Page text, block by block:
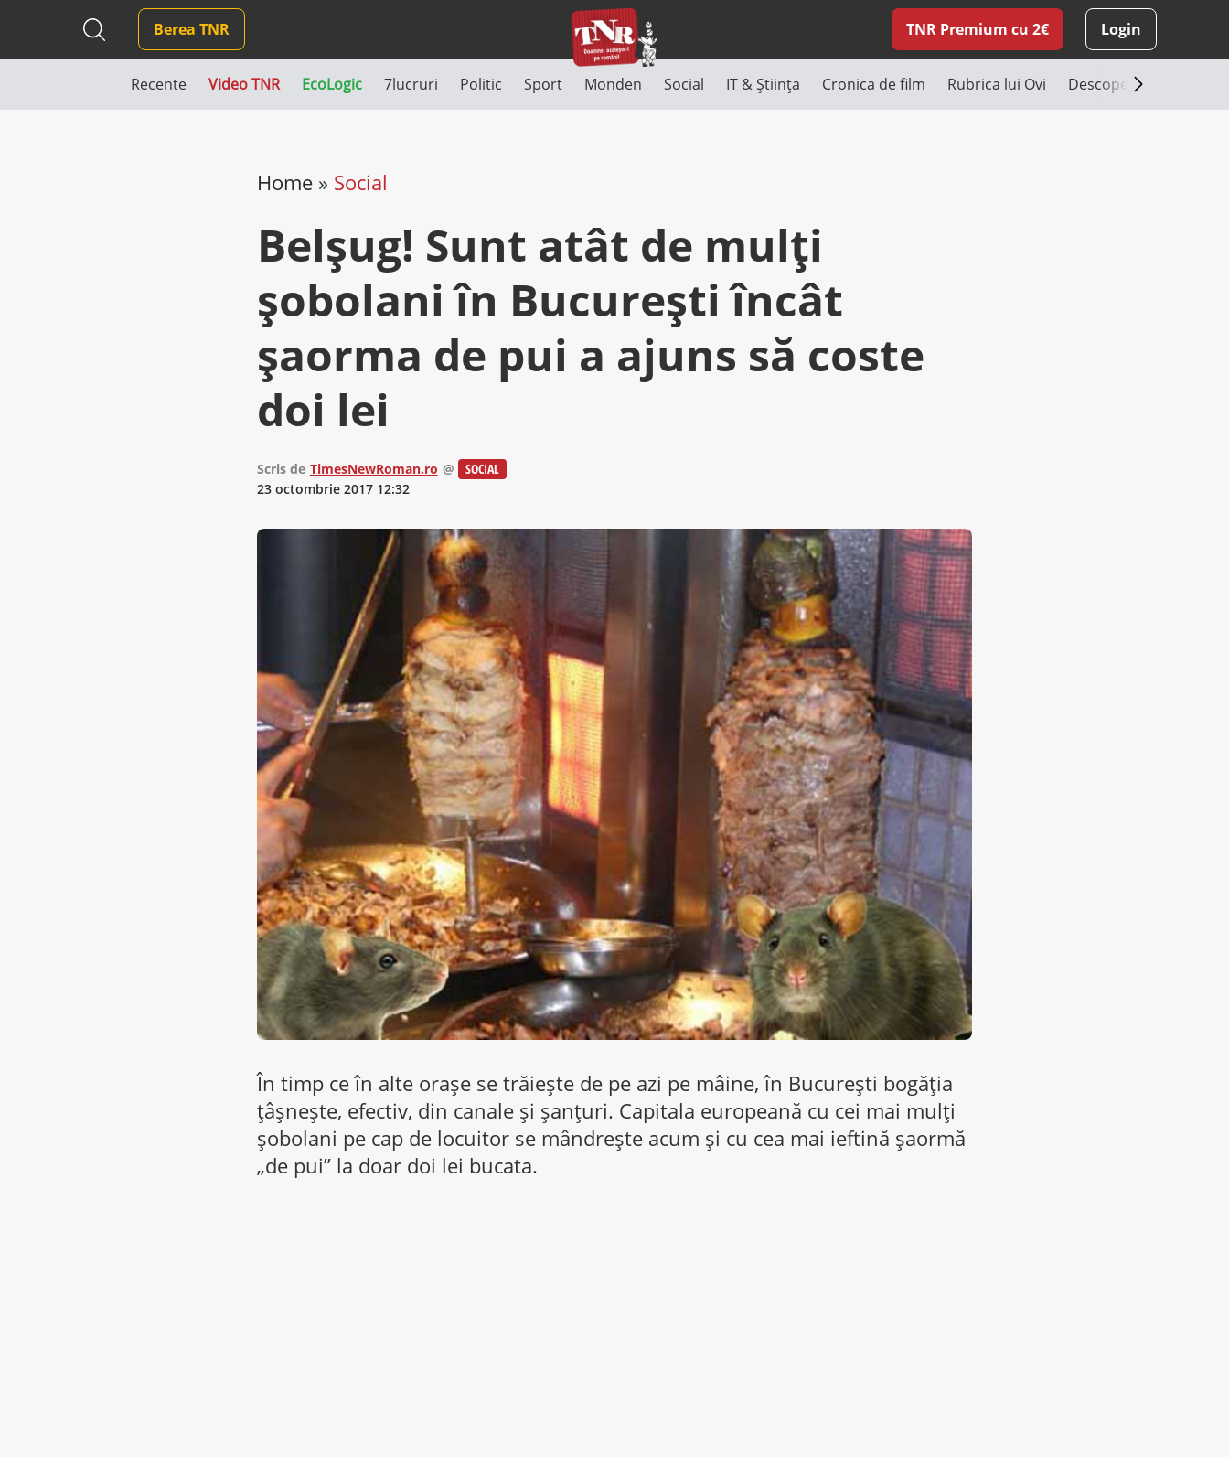
Berea TNR TNR Premium cu 2€ Login
Recente Video TNR EcoLogic 7lucruri Politic Sport Monden Social IT & Știința Cronica de film Rubrica lui Ovi Descoperă România
Home» Social
Belșug! Sunt atât de mulți
șobolani în București încât
șaorma de pui a ajuns să coste
doi lei
Scris de TimesNewRoman.ro @
SOCIAL
23 octombrie 2017 12:32
În timp ce în alte orașe se trăiește de pe azi pe mâine, în București bogăția
țâșnește, efectiv, din canale și șanțuri. Capitala europeană cu cei mai mulți
șobolani pe cap de locuitor se mândrește acum și cu cea mai ieftină șaormă
„de pui” la doar doi lei bucata.